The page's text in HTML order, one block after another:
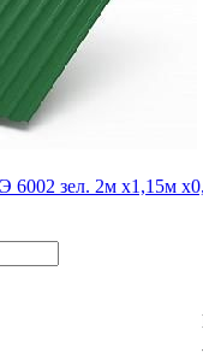
зел. 2м х1,15м